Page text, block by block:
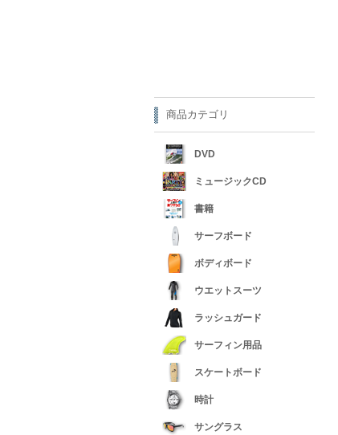
商品カテゴリ
DVD
ミュージックCD
書籍
サーフボード
ボディボード
ウエットスーツ
ラッシュガード
サーフィン用品
スケートボード
時計
サングラス